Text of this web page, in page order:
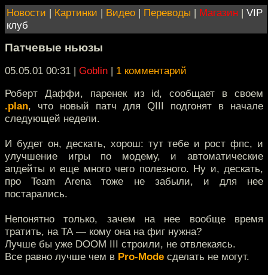
Новости | Картинки | Видео | Переводы | Магазин | VIP
клуб
Патчевые ньюзы
05.05.01 00:31 | Goblin | 1 комментарий
Роберт Даффи, паренек из id, сообщает в своем
.plan, что новый патч для QIII подгонят в начале
следующей недели.
И будет он, дескать, хорош: тут тебе и рост фпс, и
улучшение игры по модему, и автоматические
апдейты и еще много чего полезного. Ну и, дескать,
про Team Arena тоже не забыли, и для нее
постарались.
Непонятно только, зачем на нее вообще время
тратить, на ТА — кому она на фиг нужна?
Лучше бы уже DOOM III строили, не отвлекаясь.
Все равно лучше чем в Pro-Mode сделать не могут.